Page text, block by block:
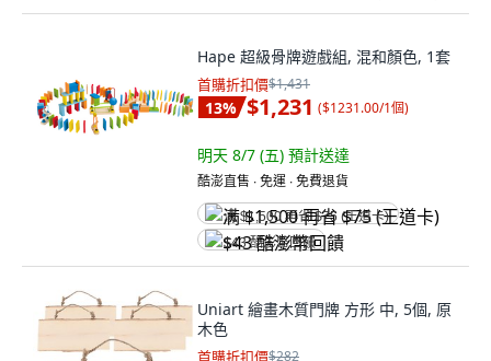
Hape 超級骨牌遊戲組, 混和顏色, 1套
首購折扣價$1,431
13% $1,231 ($1231.00/1個)
明天 8/7 (五) 預計送達
酷澎直售 ∙ 免運 ∙ 免費退貨
满 $1,500 再省 $75 (王道卡)
$43 酷澎幣回饋
Uniart 繪畫木質門牌 方形 中, 5個, 原
木色
首購折扣價$282